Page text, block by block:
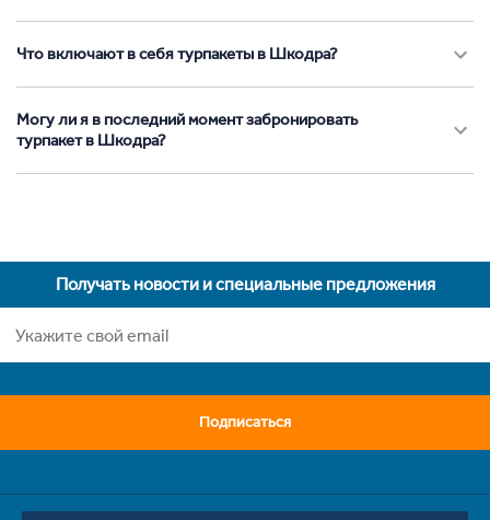
Что включают в себя турпакеты в Шкодра?
Могу ли я в последний момент забронировать
турпакет в Шкодра?
Получать новости и специальные предложения
Подписаться